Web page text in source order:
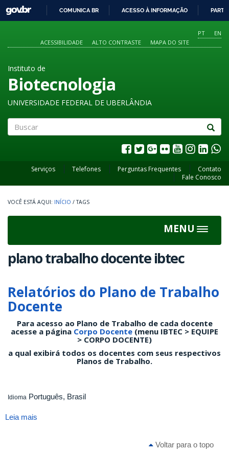
O
CONTEÚDO
GOVBR
COMUNICA BR ACESSO À INFORMAÇÃO
PT
EN
ACESSIBILIDADE
ALTO CONTRASTE MAPA DO SITE
Instituto de
Biotecnologia
UNIVERSIDADE FEDERAL DE UBERLÂNDIA
Serviços Telefones Perguntas Frequentes
Contato
Fale Conosco
INÍCIO / TAGS
MENU
Toggle
plano trabalho docente ibtec
Relatórios do Plano de Trabalho
Docente
Para acesso ao Plano de Trabalho de cada docente
acesse a página Corpo Docente (menu IBTEC > EQUIPE
> CORPO DOCENTE)
a qual exibirá todos os docentes com seus respectivos
Planos de Trabalho.
Idioma Português, Brasil
Leia mais
Voltar para o topo